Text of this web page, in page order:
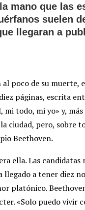
mano que las
suelen
llegaran a
poco de su muerte,
páginas, escrita
todo, mi yo» y,
ciudad, pero, sobre
Beethoven.
ella. Las candidatas
a tener diez
platónico.
«Solo puedo vivir